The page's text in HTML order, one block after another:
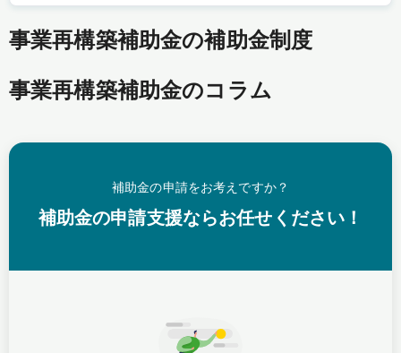
事業再構築補助金の補助金制度
事業再構築補助金のコラム
補助金の申請をお考えですか？
補助金の申請支援ならお任せください！